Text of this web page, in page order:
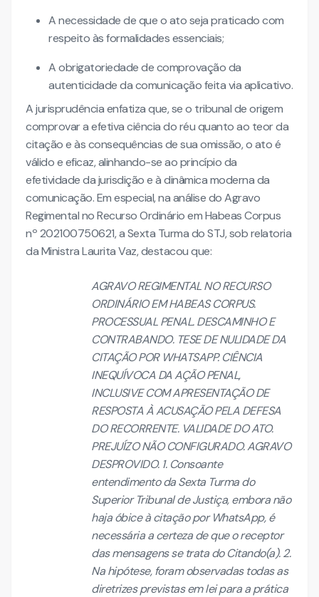
A necessidade de que o ato seja praticado com
respeito às formalidades essenciais;
A obrigatoriedade de comprovação da
autenticidade da comunicação feita via aplicativo.
A jurisprudência enfatiza que, se o tribunal de origem
comprovar a efetiva ciência do réu quanto ao teor da
citação e às consequências de sua omissão, o ato é
válido e eficaz, alinhando-se ao princípio da
efetividade da jurisdição e à dinâmica moderna da
comunicação. Em especial, na análise do Agravo
Regimental no Recurso Ordinário em Habeas Corpus
nº 202100750621, a Sexta Turma do STJ, sob relatoria
da Ministra Laurita Vaz, destacou que:
AGRAVO REGIMENTAL NO RECURSO
ORDINÁRIO EM HABEAS CORPUS.
PROCESSUAL PENAL. DESCAMINHO E
CONTRABANDO. TESE DE NULIDADE DA
CITAÇÃO POR WHATSAPP. CIÊNCIA
INEQUÍVOCA DA AÇÃO PENAL,
INCLUSIVE COM APRESENTAÇÃO DE
RESPOSTA À ACUSAÇÃO PELA DEFESA
DO RECORRENTE. VALIDADE DO ATO.
PREJUÍZO NÃO CONFIGURADO. AGRAVO
DESPROVIDO. 1. Consoante
entendimento da Sexta Turma do
Superior Tribunal de Justiça, embora não
haja óbice à citação por WhatsApp, é
necessária a certeza de que o receptor
das mensagens se trata do Citando(a). 2.
Na hipótese, foram observadas todas as
diretrizes previstas em lei para a prática